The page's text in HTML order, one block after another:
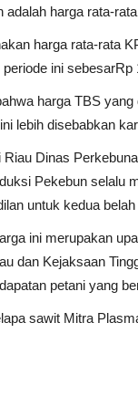
adalah harga rata-
harga rata-rata
ini sebesarRp
harga TBS
lebih disebabkan
Dinas
Pekebun selalu
untuk kedua
ini merupakan
dan Kejaksaan
petani yang
sawit Mitra